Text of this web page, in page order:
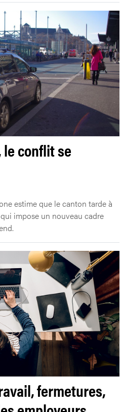
conflit se
estime que le canton tarde à
impose un nouveau cadre
fermetures,